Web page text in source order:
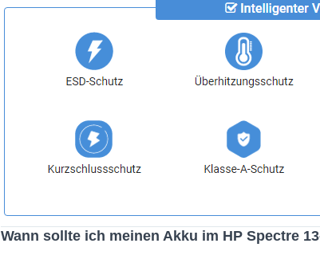
Wann sollte ich meinen Akku im HP Spectre